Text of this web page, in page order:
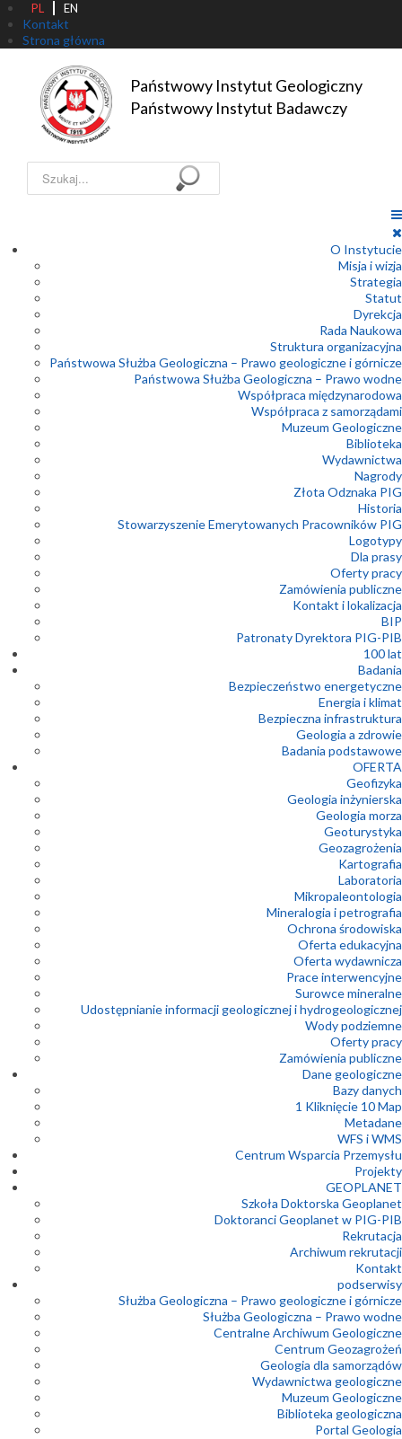
PL EN
Kontakt
Strona główna
Państwowy Instytut Geologiczny
Państwowy Instytut Badawczy
Szukaj...
O Instytucie
Misja i wizja
Strategia
Statut
Dyrekcja
Rada Naukowa
Struktura organizacyjna
Państwowa Służba Geologiczna – Prawo geologiczne i górnicze
Państwowa Służba Geologiczna – Prawo wodne
Współpraca międzynarodowa
Współpraca z samorządami
Muzeum Geologiczne
Biblioteka
Wydawnictwa
Nagrody
Złota Odznaka PIG
Historia
Stowarzyszenie Emerytowanych Pracowników PIG
Logotypy
Dla prasy
Oferty pracy
Zamówienia publiczne
Kontakt i lokalizacja
BIP
Patronaty Dyrektora PIG-PIB
100 lat
Badania
Bezpieczeństwo energetyczne
Energia i klimat
Bezpieczna infrastruktura
Geologia a zdrowie
Badania podstawowe
OFERTA
Geofizyka
Geologia inżynierska
Geologia morza
Geoturystyka
Geozagrożenia
Kartografia
Laboratoria
Mikropaleontologia
Mineralogia i petrografia
Ochrona środowiska
Oferta edukacyjna
Oferta wydawnicza
Prace interwencyjne
Surowce mineralne
Udostępnianie informacji geologicznej i hydrogeologicznej
Wody podziemne
Oferty pracy
Zamówienia publiczne
Dane geologiczne
Bazy danych
1 Kliknięcie 10 Map
Metadane
WFS i WMS
Centrum Wsparcia Przemysłu
Projekty
GEOPLANET
Szkoła Doktorska Geoplanet
Doktoranci Geoplanet w PIG-PIB
Rekrutacja
Archiwum rekrutacji
Kontakt
podserwisy
Służba Geologiczna – Prawo geologiczne i górnicze
Służba Geologiczna – Prawo wodne
Centralne Archiwum Geologiczne
Centrum Geozagrożeń
Geologia dla samorządów
Wydawnictwa geologiczne
Muzeum Geologiczne
Biblioteka geologiczna
Portal Geologia